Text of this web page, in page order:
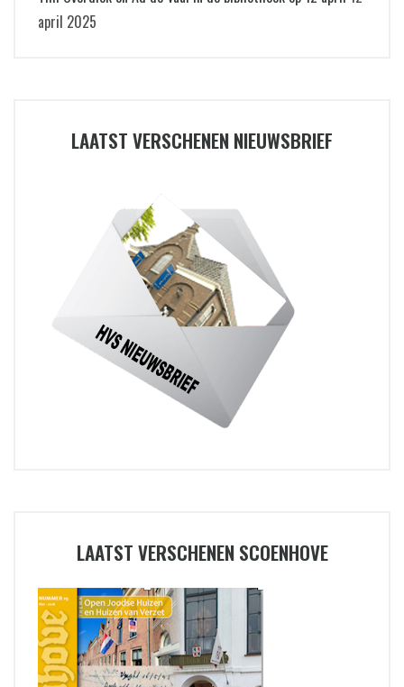
april 2025
LAATST VERSCHENEN NIEUWSBRIEF
LAATST VERSCHENEN SCOENHOVE